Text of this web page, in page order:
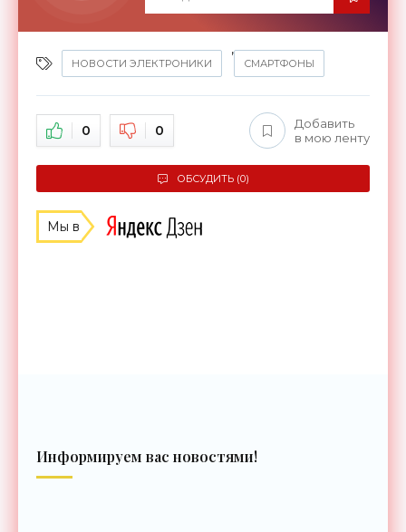
НОВОСТИ ЭЛЕКТРОНИКИ
,
СМАРТФОНЫ
0 0
Добавить
в мою ленту
ОБСУДИТЬ (0)
Мы в
Информируем вас новостями!